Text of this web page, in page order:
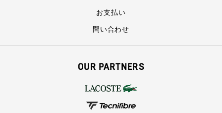
お支払い
問い合わせ
OUR PARTNERS